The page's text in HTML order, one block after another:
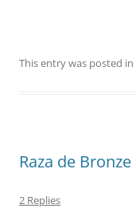
This entry was posted in
Raza de Bronze
2 Replies